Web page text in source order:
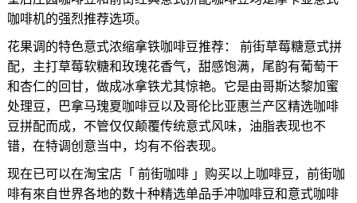
咖啡机的强烈推荐选项。
花果调的特色意式浓缩拿铁咖啡豆推荐： 前街草莓糖意式拼
配，主打草莓软糖和玫瑰花香气，甜感饱满，尾韵有葡萄干
和杏仁的回甘，做成冰拿铁尤其惊艳。它是由哥斯达黎加蜜
处理豆，巴拿马瑰夏咖啡豆以及哥伦比亚惠兰产区精选咖啡
豆拼配而成，不管仅仅颠覆传统意式风味，油脂表现也不
错，在特调创意当中，均有不俗表现。
现在已可以在淘宝店「 前街咖啡 」购买以上咖啡豆，前街咖
啡有來自世界各地的数十种精选单品手冲咖啡豆和意式咖啡